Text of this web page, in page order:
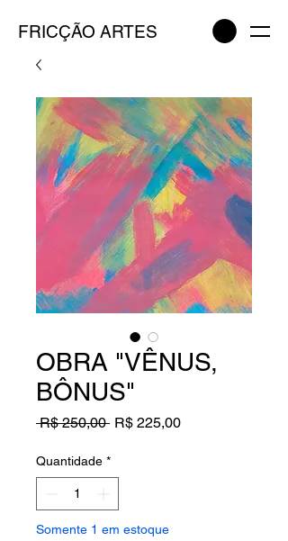
FRICÇÃO ARTES
OBRA "VÊNUS,
BÔNUS"
R$ 250,00 Preço
R$ 225,00Preço
Quantidade *
Somente 1 em estoque